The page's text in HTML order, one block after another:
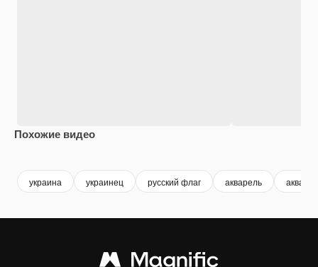
Похожие видео
украина украинец русский флаг акварель